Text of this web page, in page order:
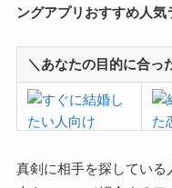
ングアプリおすすめ人気
＼あなたの目的に合っ
真剣に相手を探している